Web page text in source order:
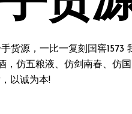
源，一比一复刻国窖1573
仿五粮液、仿剑南春、仿国
以诚为本!